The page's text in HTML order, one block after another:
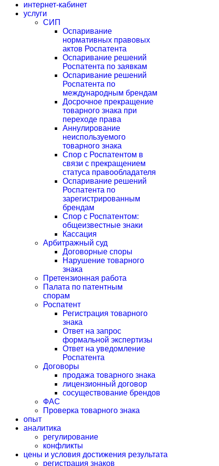
интернет-кабинет
услуги
СИП
Оспаривание
нормативных правовых
актов Роспатента
Оспаривание решений
Роспатента по заявкам
Оспаривание решений
Роспатента по
международным брендам
Досрочное прекращение
товарного знака при
переходе права
Аннулирование
неиспользуемого
товарного знака
Спор с Роспатентом в
связи с прекращением
статуса правообладателя
Оспаривание решений
Роспатента по
зарегистрированным
брендам
Спор с Роспатентом:
общеизвестные знаки
Кассация
Арбитражный суд
Договорные споры
Нарушение товарного
знака
Претензионная работа
Палата по патентным
спорам
Роспатент
Регистрация товарного
знака
Ответ на запрос
формальной экспертизы
Ответ на уведомление
Роспатента
Договоры
продажа товарного знака
лицензионный договор
сосуществование брендов
ФАС
Проверка товарного знака
опыт
аналитика
регулирование
конфликты
цены и условия достижения результата
регистрация знаков